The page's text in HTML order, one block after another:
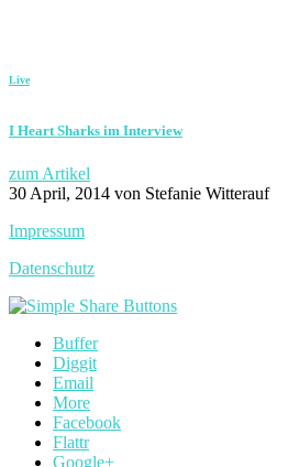
Live
I Heart Sharks im Interview
zum Artikel
30 April, 2014 von Stefanie Witterauf
Impressum
Datenschutz
Buffer
Diggit
Email
More
Facebook
Flattr
Google+